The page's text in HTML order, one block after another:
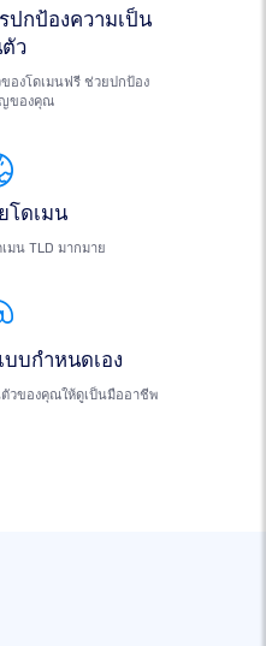
ปกป้องความเป็น
ว
องโดเมนฟรี ช่วยปกป้อง
ของคุณ
โดเมน
มน TLD มากมาย
บกำหนดเอง
วของคุณให้ดูเป็นมืออาชีพ